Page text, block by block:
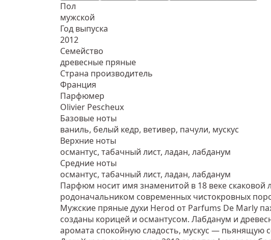
Пол
мужской
Год выпуска
2012
Семейство
древесные пряные
Страна производитель
Франция
Парфюмер
Olivier Pescheux
Базовые ноты
ваниль, белый кедр, ветивер, пачули, мускус
Верхние ноты
османтус, табачный лист, ладан, лабданум
Средние ноты
османтус, табачный лист, ладан, лабданум
Парфюм носит имя знаменитой в 18 веке
родоначальником современных чистокровных
Мужские пряные духи Herod от Parfums De Marly
созданы корицей и османтусом. Лабданум и
аромата спокойную сладость, мускус — пьянящую